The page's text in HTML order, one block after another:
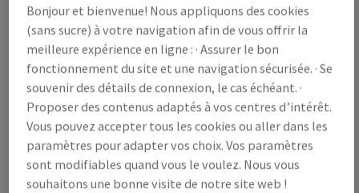
Prix TTC
€ 784,15 22,21% OFF
WEB Prix promo TTC
€ 610,00
/ 1 000 feuille(s)
(59,8 kg )
EN STOCK
Guide des quantités
Bonjour et bienvenue! Nous appliquons des cookies
(sans sucre) à votre navigation afin de vous offrir la
meilleure expérience en ligne : · Assurer le bon
fonctionnement du site et une navigation sécurisée. · Se
souvenir des détails de connexion, le cas échéant. ·
Proposer des contenus adaptés à vos centres d’intérêt.
Vous pouvez accepter tous les cookies ou aller dans les
paramètres pour adapter vos choix. Vos paramètres
sont modifiables quand vous le voulez. Nous vous
souhaitons une bonne visite de notre site web !